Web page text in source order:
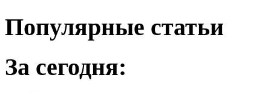
Популярные статьи
За сегодня: